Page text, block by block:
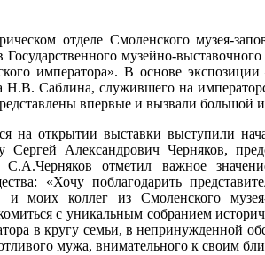
отделе Смоленского музея-
Государственного музейно-
императора». В основе
Н.В. Саблина, служившего на
впервые и вызвали большой
на открытии выставки выступили
Сергей Александрович Черняков,
С.А.Черняков отметил важное
«Хочу поблагодарить
коллег из Смоленского музея-
с уникальным собранием
в кругу семьи, в непринужденной
мужа, внимательного к своим